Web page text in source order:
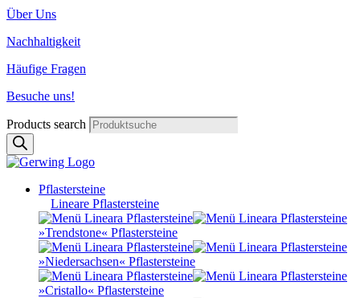
Über Uns
Nachhaltigkeit
Häufige Fragen
Besuche uns!
Products search
Pflastersteine
Lineare Pflastersteine
»Trendstone« Pflastersteine
»Niedersachsen« Pflastersteine
»Cristallo« Pflastersteine